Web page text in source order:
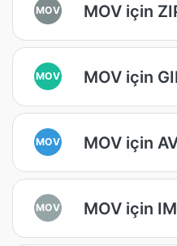
MOV MOV için
MOV MOV için
MOV MOV için
MOV MOV için